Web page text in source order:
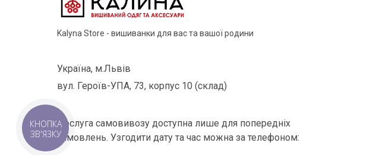
Kalyna Store - вишиванки для вас та вашої родини
Україна, м.Львів
вул. Героїв-УПА, 73, корпус 10 (склад)
Послуга самовивозу доступна лише для попередніх
замовлень. Узгодити дату та час можна за телефоном:
КНОПКА
ЗВ'ЯЗКУ